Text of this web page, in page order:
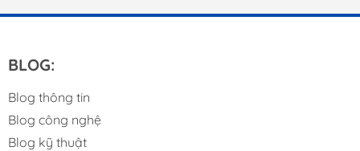
BLOG:
Blog thông tin
Blog công nghệ
Blog kỹ thuật